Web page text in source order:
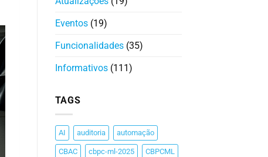
Eventos(19)
Funcionalidades(35)
Informativos(111)
TAGS
AI auditoria automação
CBAC cbpc-ml-2025 CBPCML